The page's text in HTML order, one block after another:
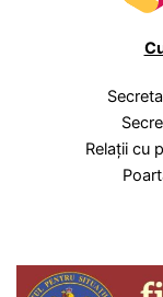
Relaţii cu